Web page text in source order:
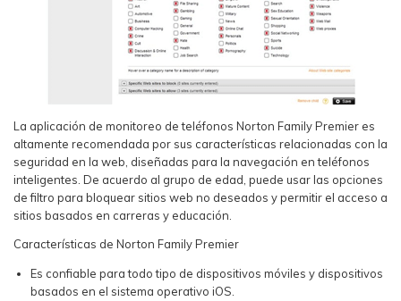
La aplicación de monitoreo de teléfonos Norton Family Premier es
altamente recomendada por sus características relacionadas con la
seguridad en la web, diseñadas para la navegación en teléfonos
inteligentes. De acuerdo al grupo de edad, puede usar las opciones
de filtro para bloquear sitios web no deseados y permitir el acceso a
sitios basados en carreras y educación.
Características de Norton Family Premier
Es confiable para todo tipo de dispositivos móviles y dispositivos
basados en el sistema operativo iOS.